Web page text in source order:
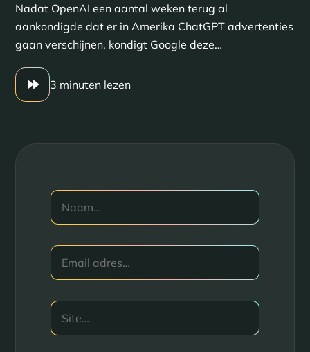
Nadat OpenAI een aantal weken terug al
aankondigde dat er in Amerika ChatGPT advertenties
gaan verschijnen, kondigt Google deze…
3 minuten lezen